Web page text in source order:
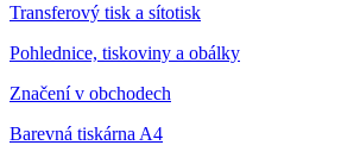
Transferový tisk a sítotisk
Pohlednice, tiskoviny a obálky
Značení v obchodech
Barevná tiskárna A4